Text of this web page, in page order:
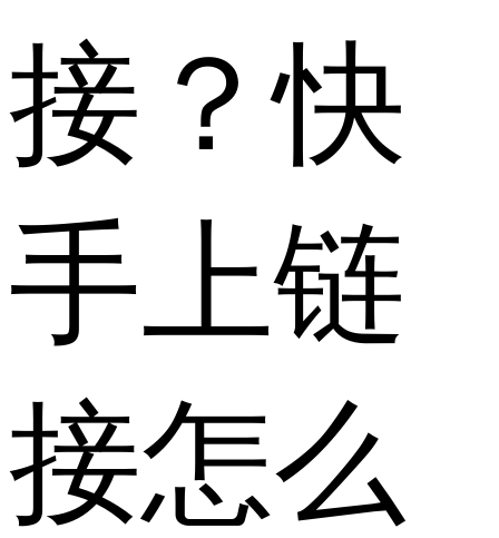
接？快
手上链
接怎么